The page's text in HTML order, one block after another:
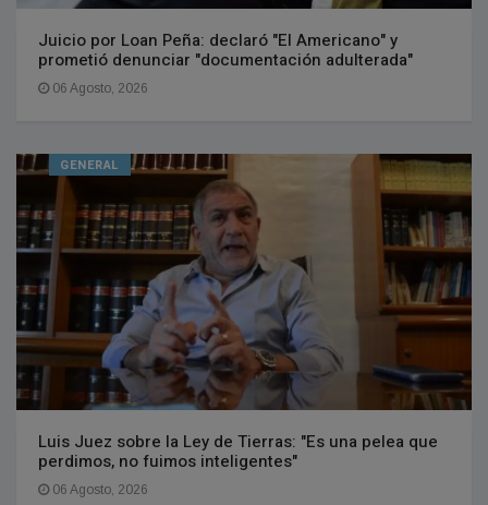
Juicio por Loan Peña: declaró "El Americano" y
prometió denunciar "documentación adulterada"
06 Agosto, 2026
GENERAL
Luis Juez sobre la Ley de Tierras: "Es una pelea que
perdimos, no fuimos inteligentes"
06 Agosto, 2026